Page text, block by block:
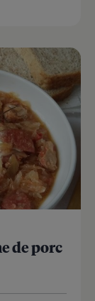
de porc